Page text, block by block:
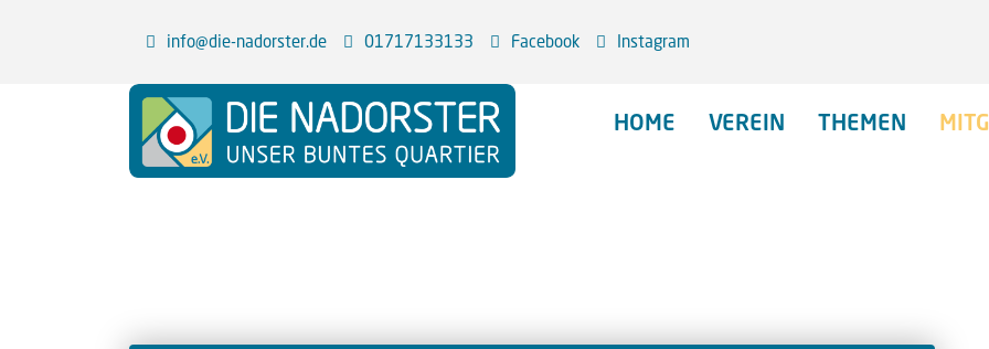
info@die-nadorster.de 01717133133 Facebook Instagram
HOME VEREIN THEMEN